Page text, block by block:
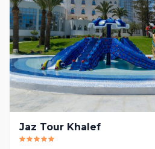
Jaz Tour Khalef